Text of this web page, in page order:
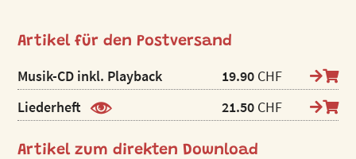
Artikel für den Postversand
Musik-CD inkl. Playback 19.90 CHF
Liederheft
21.50 CHF
Artikel zum direkten Download